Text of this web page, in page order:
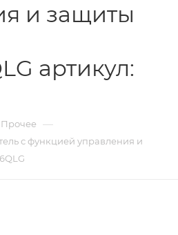
и защиты
артикул:
Прочее —
с функцией управления и